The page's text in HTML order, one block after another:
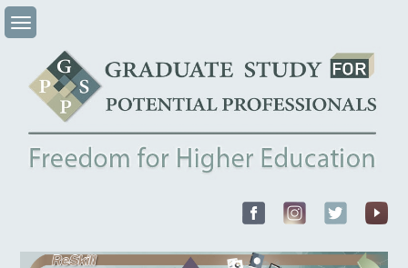
Skip